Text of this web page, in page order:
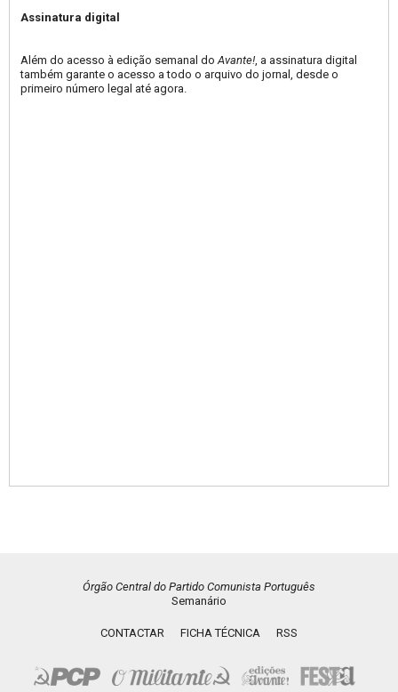
Assinatura digital
Além do acesso à edição semanal doAvante!, a assinatura digital
também garante o acesso a todo o arquivo do jornal, desde o
primeiro número legal até agora.
Órgão Central do Partido Comunista Português
Semanário
CONTACTAR FICHA TÉCNICA RSS